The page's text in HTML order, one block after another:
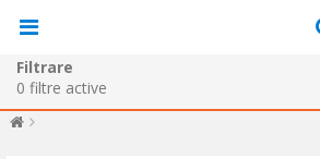
Filtrare
0 filtre active